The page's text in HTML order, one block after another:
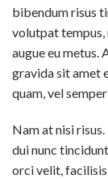
bibendum risus
volutpat
augue eu metus.
gravida sit amet
quam, vel
Nam at nisi
dui nunc
orci velit, facilisis